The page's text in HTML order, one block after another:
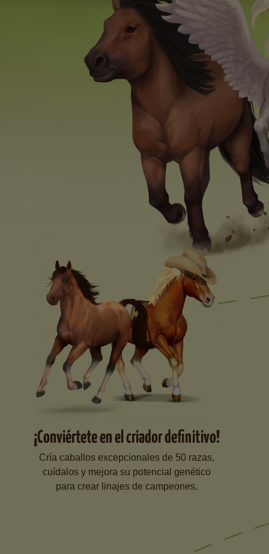
¡Conviértete en el criador definitivo!
Cría caballos excepcionales de 50 razas,
cuídalos y mejora su potencial genético
para crear linajes de campeones.